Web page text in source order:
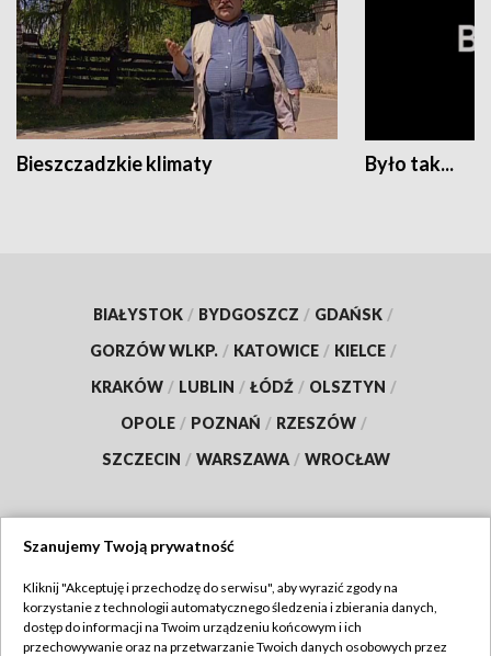
Bieszczadzkie klimaty Było tak...
BIAŁYSTOK / BYDGOSZCZ / GDAŃSK /
GORZÓW WLKP. / KATOWICE / KIELCE /
KRAKÓW / LUBLIN / ŁÓDŹ / OLSZTYN /
OPOLE / POZNAŃ / RZESZÓW /
SZCZECIN / WARSZAWA / WROCŁAW
TVP
Abonament TVP
Szanujemy Twoją prywatność
Kliknij "Akceptuję i przechodzę do serwisu", aby wyrazić zgody na
korzystanie z technologii automatycznego śledzenia i zbierania danych,
dostęp do informacji na Twoim urządzeniu końcowym i ich
przechowywanie oraz na przetwarzanie Twoich danych osobowych przez